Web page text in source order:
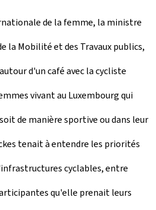
de la femme, la ministre
la Mobilité et des Travaux publics,
d'un café avec la cycliste
vivant au Luxembourg qui
de manière sportive ou dans leur
tenait à entendre les priorités
cyclables, entre
qu'elle prenait leurs